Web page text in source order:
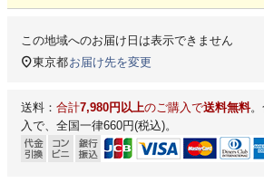
この地域へのお届け日は表示できません
東京都お届け先を変更
送料： 合計7,980円以上のご購入で送料無料
入で、全国一律660円(税込)。